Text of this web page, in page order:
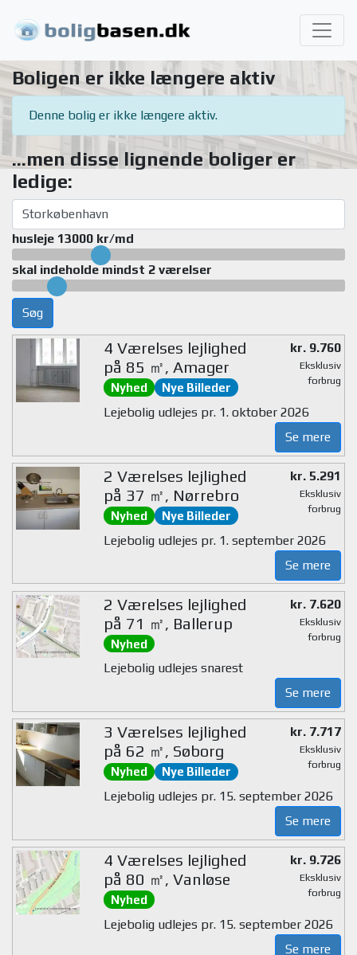
Boligen er ikke længere aktiv
Denne bolig er ikke længere aktiv.
...men disse lignende boliger er
ledige:
husleje 13000 kr/md
skal indeholde mindst 2 værelser
Søg
4 Værelses lejlighed
på 85 ㎡, Amager
Nyhed Nye Billeder
kr. 9.760
Eksklusiv
forbrug
Lejebolig udlejes pr. 1. oktober 2026
Se mere
2 Værelses lejlighed
på 37 ㎡, Nørrebro
Nyhed Nye Billeder
kr. 5.291
Eksklusiv
forbrug
Lejebolig udlejes pr. 1. september 2026
Se mere
2 Værelses lejlighed
på 71 ㎡, Ballerup
Nyhed
kr. 7.620
Eksklusiv
forbrug
Lejebolig udlejes snarest
Se mere
3 Værelses lejlighed
på 62 ㎡, Søborg
Nyhed Nye Billeder
kr. 7.717
Eksklusiv
forbrug
Lejebolig udlejes pr. 15. september 2026
Se mere
4 Værelses lejlighed
på 80 ㎡, Vanløse
Nyhed
kr. 9.726
Eksklusiv
forbrug
Lejebolig udlejes pr. 15. september 2026
Se mere